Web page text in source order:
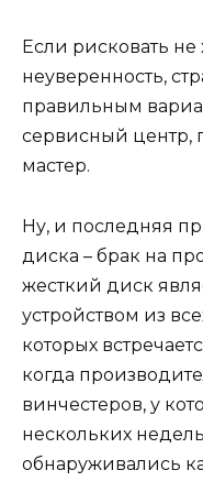
Если рисковать не
неуверенность,
правильным
сервисный центр,
мастер.
Ну, и последняя
диска – брак на
жесткий диск
устройством из
которых
когда
винчестеров, у
нескольких
обнаруживались